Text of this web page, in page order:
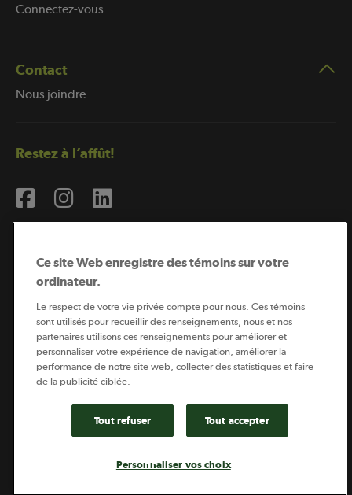
Connectez-vous
Contact
Nous joindre
Restez à l’affût!
Coopérateur est publié par Sollio Groupe Coopératif.
Il est l’outil d’information de la coopération agricole
québécoise.
Ce site Web enregistre des témoins sur votre
ordinateur.
Le respect de votre vie privée compte pour nous. Ces témoins
sont utilisés pour recueillir des renseignements, nous et nos
partenaires utilisons ces renseignements pour améliorer et
personnaliser votre expérience de navigation, améliorer la
performance de notre site web, collecter des statistiques et faire
de la publicité ciblée.
Tout refuser Tout accepter
Personnaliser vos choix